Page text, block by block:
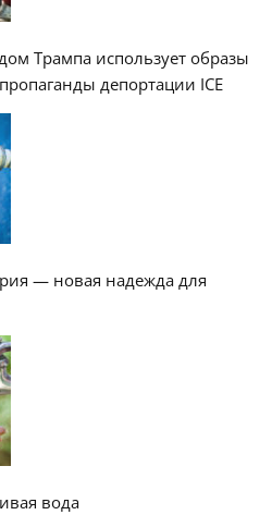
Трампа использует образы
депортации ICE
— новая надежда для
вода